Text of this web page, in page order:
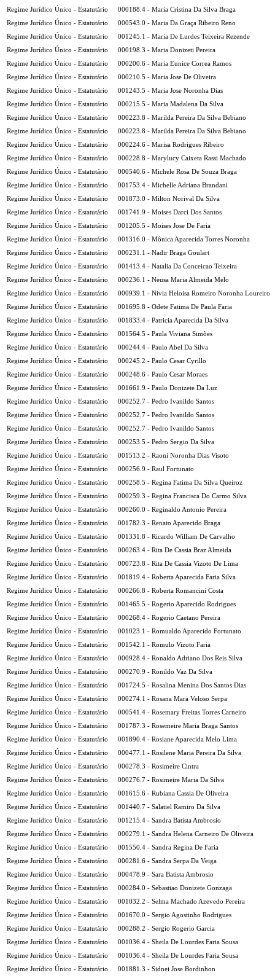
Regime Jurídico Único - Estatutário
000188.4 - Maria Cristina Da Silva Braga
Regime Jurídico Único - Estatutário
000543.0 - Maria Da Graça Ribeiro Reno
Regime Jurídico Único - Estatutário
001245.1 - Maria De Lurdes Teixeira Rezende
Regime Jurídico Único - Estatutário
000198.3 - Maria Donizeti Pereira
Regime Jurídico Único - Estatutário
000200.6 - Maria Eunice Correa Ramos
Regime Jurídico Único - Estatutário
000210.5 - Maria Jose De Oliveira
Regime Jurídico Único - Estatutário
001243.5 - Maria Jose Noronha Dias
Regime Jurídico Único - Estatutário
000215.5 - Maria Madalena Da Silva
Regime Jurídico Único - Estatutário
000223.8 - Marilda Pereira Da Silva Bebiano
Regime Jurídico Único - Estatutário
000223.8 - Marilda Pereira Da Silva Bebiano
Regime Jurídico Único - Estatutário
000224.6 - Marisa Rodrigues Ribeiro
Regime Jurídico Único - Estatutário
000228.8 - Marylucy Caixeta Rassi Machado
Regime Jurídico Único - Estatutário
000540.6 - Michele Rosa De Souza Braga
Regime Jurídico Único - Estatutário
001753.4 - Michelle Adriana Brandani
Regime Jurídico Único - Estatutário
001873.0 - Milton Norival Da Silva
Regime Jurídico Único - Estatutário
001741.9 - Moises Darci Dos Santos
Regime Jurídico Único - Estatutário
001205.5 - Moises Jose De Faria
Regime Jurídico Único - Estatutário
001316.0 - Mônica Aparecida Torres Noronha
Regime Jurídico Único - Estatutário
000231.1 - Nadir Braga Goulart
Regime Jurídico Único - Estatutário
001413.4 - Natalia Da Conceicao Teixeira
Regime Jurídico Único - Estatutário
000236.1 - Neusa Maria Almeida Melo
Regime Jurídico Único - Estatutário
000939.1 - Nivia Heloisa Romeiro Noronha Loureiro
Regime Jurídico Único - Estatutário
001695.8 - Odete Fatima De Paula Faria
Regime Jurídico Único - Estatutário
001833.4 - Patricia Aparecida Da Silva
Regime Jurídico Único - Estatutário
001564.5 - Paula Viviana Simões
Regime Jurídico Único - Estatutário
000244.4 - Paulo Abel Da Silva
Regime Jurídico Único - Estatutário
000245.2 - Paulo Cesar Cyrillo
Regime Jurídico Único - Estatutário
000248.6 - Paulo Cesar Moraes
Regime Jurídico Único - Estatutário
001661.9 - Paulo Donizete Da Luz
Regime Jurídico Único - Estatutário
000252.7 - Pedro Ivanildo Santos
Regime Jurídico Único - Estatutário
000252.7 - Pedro Ivanildo Santos
Regime Jurídico Único - Estatutário
000252.7 - Pedro Ivanildo Santos
Regime Jurídico Único - Estatutário
000253.5 - Pedro Sergio Da Silva
Regime Jurídico Único - Estatutário
001513.2 - Raoni Noronha Dias Visoto
Regime Jurídico Único - Estatutário
000256.9 - Raul Fortunato
Regime Jurídico Único - Estatutário
000258.5 - Regina Fatima Da Silva Queiroz
Regime Jurídico Único - Estatutário
000259.3 - Regina Francisca Do Carmo Silva
Regime Jurídico Único - Estatutário
000260.0 - Reginaldo Antonio Pereira
Regime Jurídico Único - Estatutário
001782.3 - Renato Aparecido Braga
Regime Jurídico Único - Estatutário
001331.8 - Ricardo William De Carvalho
Regime Jurídico Único - Estatutário
000263.4 - Rita De Cassia Braz Almeida
Regime Jurídico Único - Estatutário
000723.8 - Rita De Cassia Vizoto De Lima
Regime Jurídico Único - Estatutário
001819.4 - Roberta Aparecida Faria Silva
Regime Jurídico Único - Estatutário
000266.8 - Roberta Romancini Costa
Regime Jurídico Único - Estatutário
001465.5 - Rogerio Aparecido Rodrigues
Regime Jurídico Único - Estatutário
000268.4 - Rogerio Caetano Pereira
Regime Jurídico Único - Estatutário
001023.1 - Romualdo Aparecido Fortunato
Regime Jurídico Único - Estatutário
001542.1 - Romulo Vizoto Faria
Regime Jurídico Único - Estatutário
000928.4 - Ronaldo Adriano Dos Reis Silva
Regime Jurídico Único - Estatutário
000270.9 - Ronildo Vaz Da Silva
Regime Jurídico Único - Estatutário
001724.5 - Rosalina Menina Dos Santos Dias
Regime Jurídico Único - Estatutário
000274.1 - Rosana Mara Veloso Serpa
Regime Jurídico Único - Estatutário
000541.4 - Rosemary Freitas Torres Carneiro
Regime Jurídico Único - Estatutário
001787.3 - Rosemeire Maria Braga Santos
Regime Jurídico Único - Estatutário
001890.4 - Rosiane Aparecida Melo Lima
Regime Jurídico Único - Estatutário
000477.1 - Rosilene Maria Pereira Da Silva
Regime Jurídico Único - Estatutário
000278.3 - Rosimeire Cintra
Regime Jurídico Único - Estatutário
000276.7 - Rosimeire Maria Da Silva
Regime Jurídico Único - Estatutário
001615.6 - Rubiana Cassia De Oliveira
Regime Jurídico Único - Estatutário
001440.7 - Salatiel Ramiro Da Silva
Regime Jurídico Único - Estatutário
001215.4 - Sandra Batista Ambrosio
Regime Jurídico Único - Estatutário
000279.1 - Sandra Helena Carneiro De Oliveira
Regime Jurídico Único - Estatutário
001550.4 - Sandra Regina De Faria
Regime Jurídico Único - Estatutário
000281.6 - Sandra Serpa Da Veiga
Regime Jurídico Único - Estatutário
000478.9 - Sara Batista Ambrosio
Regime Jurídico Único - Estatutário
000284.0 - Sebastiao Donizete Gonzaga
Regime Jurídico Único - Estatutário
001032.2 - Selma Machado Azevedo Pereira
Regime Jurídico Único - Estatutário
001670.0 - Sergio Agostinho Rodrigues
Regime Jurídico Único - Estatutário
000288.2 - Sergio Rogerio Garcia
Regime Jurídico Único - Estatutário
001036.4 - Sheila De Lourdes Faria Sousa
Regime Jurídico Único - Estatutário
001036.4 - Sheila De Lourdes Faria Sousa
Regime Jurídico Único - Estatutário
001881.3 - Sidnei Jose Bordinhon